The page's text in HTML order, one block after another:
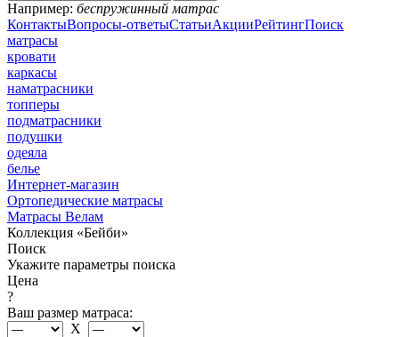
Например: беспружинный матрас
КонтактыВопросы-ответыСтатьиАкцииРейтингПоиск
матрасы
кровати
каркасы
наматрасники
топперы
подматрасники
подушки
одеяла
белье
Интернет-магазин
Ортопедические матрасы
Матрасы Велам
Коллекция «Бейби»
Поиск
Укажите параметры поиска
Цена
?
Ваш размер матраса:
X